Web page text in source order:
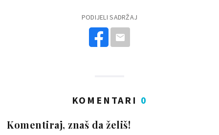
PODIJELI SADRŽAJ
KOMENTARI 0
Komentiraj, znaš da želiš!